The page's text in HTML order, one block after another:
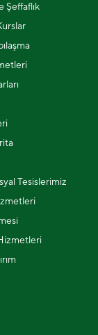
Şeffaflık
Tesislerimiz